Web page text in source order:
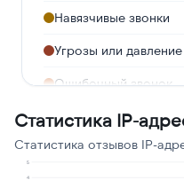
Навязчивые звонки
Угрозы или давление
Ошибочный звонок
Робозвонок
Опрос
Статистика IP-
Статистика отзывов IP-
4
5